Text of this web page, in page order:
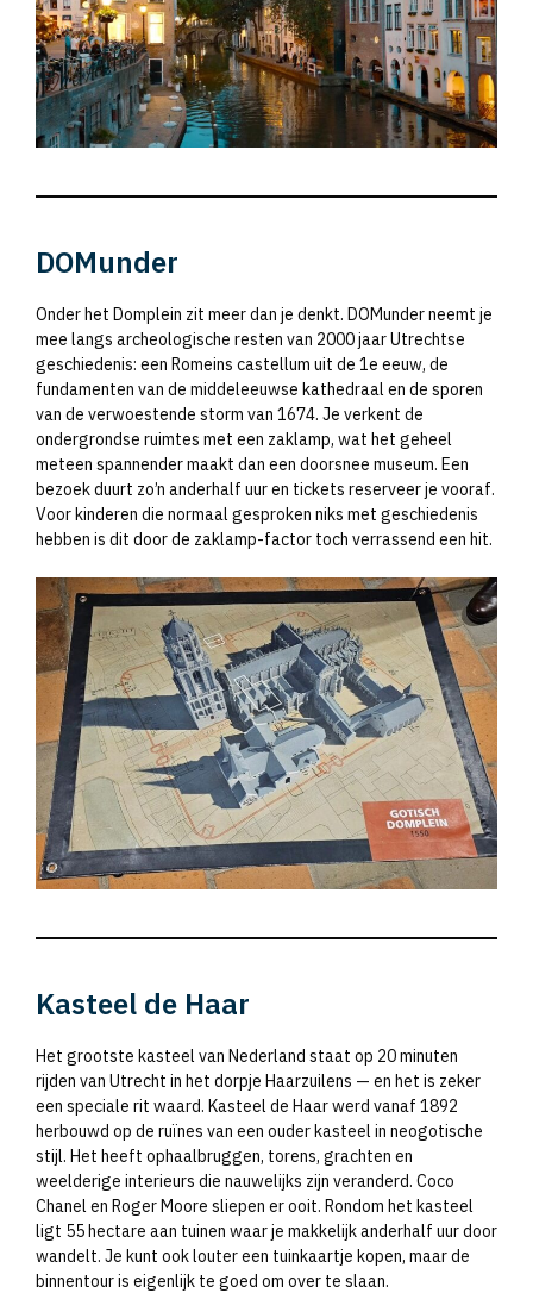
DOMunder
Onder het Domplein zit meer dan je denkt. DOMunder neemt je
mee langs archeologische resten van 2000 jaar Utrechtse
geschiedenis: een Romeins castellum uit de 1e eeuw, de
fundamenten van de middeleeuwse kathedraal en de sporen
van de verwoestende storm van 1674. Je verkent de
ondergrondse ruimtes met een zaklamp, wat het geheel
meteen spannender maakt dan een doorsnee museum. Een
bezoek duurt zo’n anderhalf uur en tickets reserveer je vooraf.
Voor kinderen die normaal gesproken niks met geschiedenis
hebben is dit door de zaklamp-factor toch verrassend een hit.
Kasteel de Haar
Het grootste kasteel van Nederland staat op 20 minuten
rijden van Utrecht in het dorpje Haarzuilens — en het is zeker
een speciale rit waard. Kasteel de Haar werd vanaf 1892
herbouwd op de ruïnes van een ouder kasteel in neogotische
stijl. Het heeft ophaalbruggen, torens, grachten en
weelderige interieurs die nauwelijks zijn veranderd. Coco
Chanel en Roger Moore sliepen er ooit. Rondom het kasteel
ligt 55 hectare aan tuinen waar je makkelijk anderhalf uur door
wandelt. Je kunt ook louter een tuinkaartje kopen, maar de
binnentour is eigenlijk te goed om over te slaan.